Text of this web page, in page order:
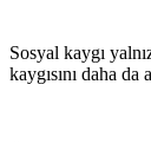
Sosyal kaygı
kaygısını daha da